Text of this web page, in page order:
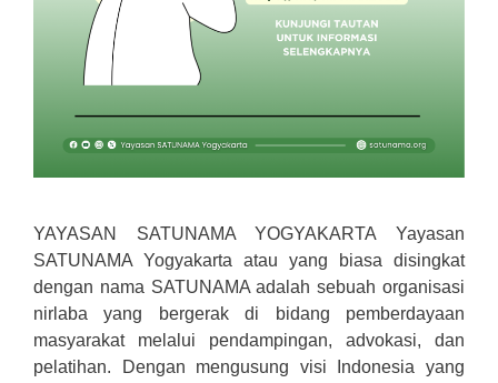
YAYASAN SATUNAMA YOGYAKARTA Yayasan
SATUNAMA Yogyakarta atau yang biasa disingkat
dengan nama SATUNAMA adalah sebuah organisasi
nirlaba yang bergerak di bidang pemberdayaan
masyarakat melalui pendampingan, advokasi, dan
pelatihan. Dengan mengusung visi Indonesia yang